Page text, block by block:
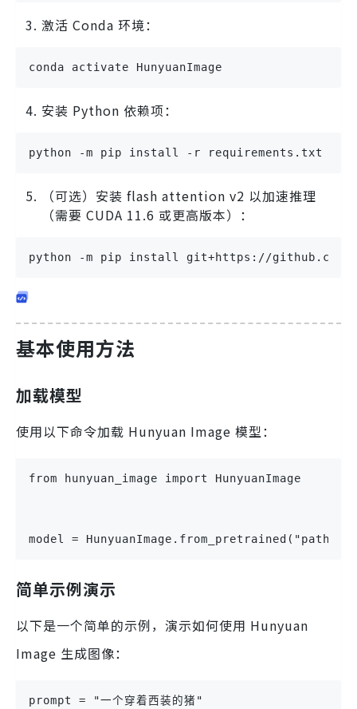
激活 Conda 环境：
conda activate HunyuanImage
安装 Python 依赖项：
python -m pip install -r requirements.txt
（可选）安装 flash attention v2 以加速推理
（需要 CUDA 11.6 或更高版本）：
python -m pip install git+https://github.com/
基本使用方法
加载模型
使用以下命令加载 Hunyuan Image 模型：
from hunyuan_image import HunyuanImage
model = HunyuanImage.from_pretrained("path/
简单示例演示
以下是一个简单的示例，演示如何使用 Hunyuan
Image 生成图像：
prompt = "一个穿着西装的猪"